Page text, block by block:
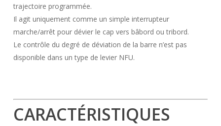
trajectoire programmée.
Il agit uniquement comme un simple interrupteur
marche/arrêt pour dévier le cap vers bâbord ou tribord.
Le contrôle du degré de déviation de la barre n’est pas
disponible dans un type de levier NFU.
CARACTÉRISTIQUES